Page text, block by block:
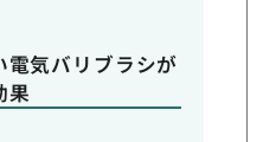
気バリブラシが
果